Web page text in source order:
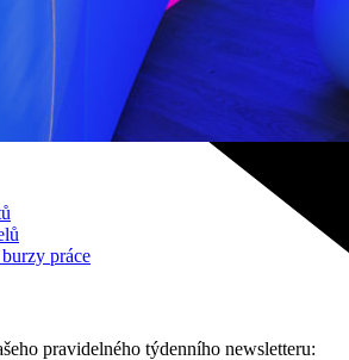
práce
pravidelného týdenního newsletteru: